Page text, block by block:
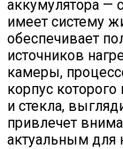
аккумулятора —
имеет систему
обеспечивает
источников
камеры,
корпус
и стекла,
привлечет
актуальным для